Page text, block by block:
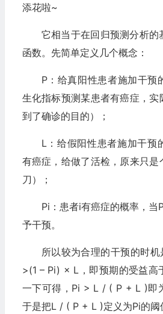
添花啦~
它相当于在回归预测分析的
函数。先简单定义几个概念：
P：给真阳性患者施加干预
生化指标预测某患者有癌症，实
到了确诊的目的）；
L：给假阳性患者施加干预
有癌症，给做了活检 ，原来只
刀）；
Pi：患者i有癌症的概率 ，
予干预。
所以较为合理的干预的时
>(1 – Pi) × L，即预期的受益高
一下可得，Pi > L / ( P + L )即
于是把L / ( P + L )定义为Pi的阈